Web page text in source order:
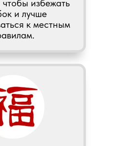
избежать
и лучше
к местным